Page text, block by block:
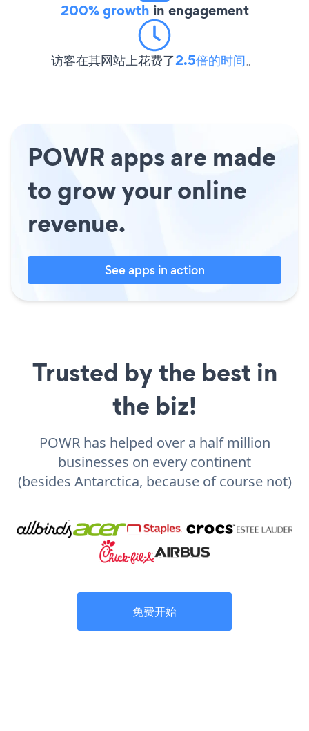
200% growth in engagement
访客在其网站上花费了2.5倍的时间。
POWR apps are made
to grow your online
revenue.
See apps in action
Trusted by the best in
the biz!
POWR has helped over a half million
businesses on every continent
(besides Antarctica, because of course not)
免费开始